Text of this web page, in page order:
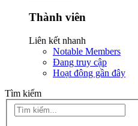
Thành viên
Liên kết nhanh
Notable Members
Đang truy cập
Hoạt động gần đây
Tìm kiếm